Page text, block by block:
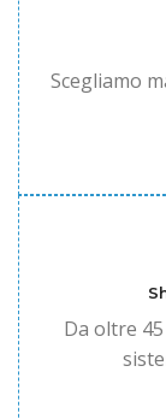
Scegliamo
Da oltre